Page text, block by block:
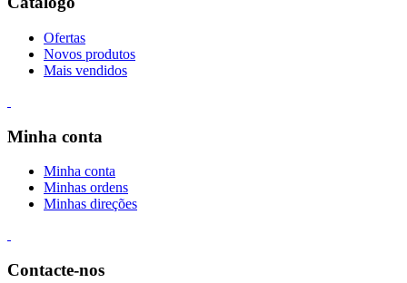
Ofertas
Novos produtos
Mais vendidos
Minha conta
Minha conta
Minhas ordens
Minhas direções
Contacte-nos